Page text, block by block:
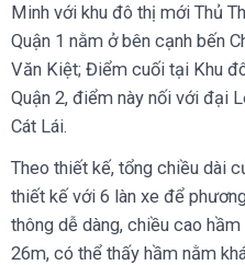
Minh với khu đô thị mới Thủ
Quận 1 nằm ở bên cạnh bến
Văn Kiệt; Điểm cuối tại Khu
Quận 2, điểm này nối với đại
Cát Lái.
Theo thiết kế, tổng chiều dài
thiết kế với 6 làn xe để
thông dễ dàng, chiều cao
26m, có thể thấy hầm nằm